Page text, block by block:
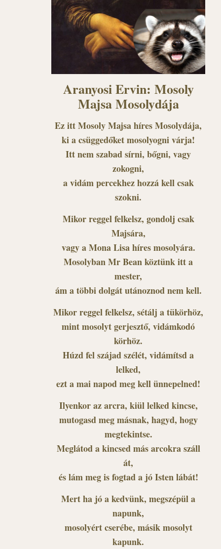
Aranyosi Ervin: Mosoly
Majsa Mosolydája
Ez itt Mosoly Majsa híres Mosolydája,
ki a csüggedőket mosolyogni várja!
Itt nem szabad sírni, bőgni, vagy
zokogni,
a vidám percekhez hozzá kell csak
szokni.
Mikor reggel felkelsz, gondolj csak
Majsára,
vagy a Mona Lisa híres mosolyára.
Mosolyban Mr Bean köztünk itt a
mester,
ám a többi dolgát utánoznod nem kell.
Mikor reggel felkelsz, sétálj a tükörhöz,
mint mosolyt gerjesztő, vidámkodó
körhöz.
Húzd fel szájad szélét, vidámítsd a
lelked,
ezt a mai napod meg kell ünnepelned!
Ilyenkor az arcra, kiül lelked kincse,
mutogasd meg másnak, hagyd, hogy
megtekintse.
Meglátod a kincsed más arcokra száll
át,
és lám meg is fogtad a jó Isten lábát!
Mert ha jó a kedvünk, megszépül a
napunk,
mosolyért cserébe, másik mosolyt
kapunk.